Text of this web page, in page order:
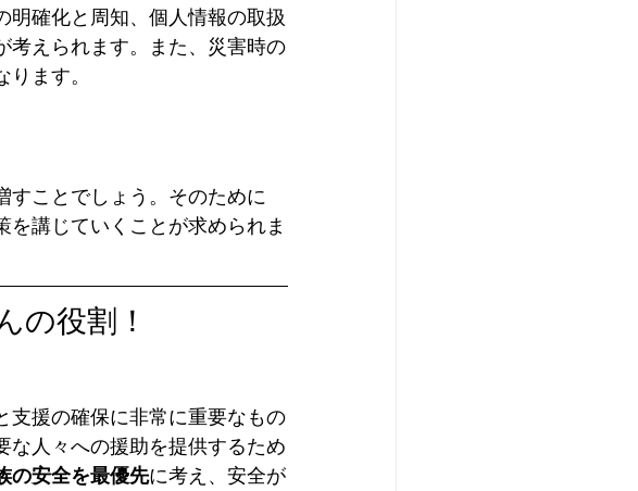
明確化と周知、個人情報の取扱
考えられます。また、災害時の
ります。
すことでしょう。そのために
講じていくことが求められま
の役割！
支援の確保に非常に重要なもの
な人々への援助を提供するため
の安全を最優先に考え、安全が